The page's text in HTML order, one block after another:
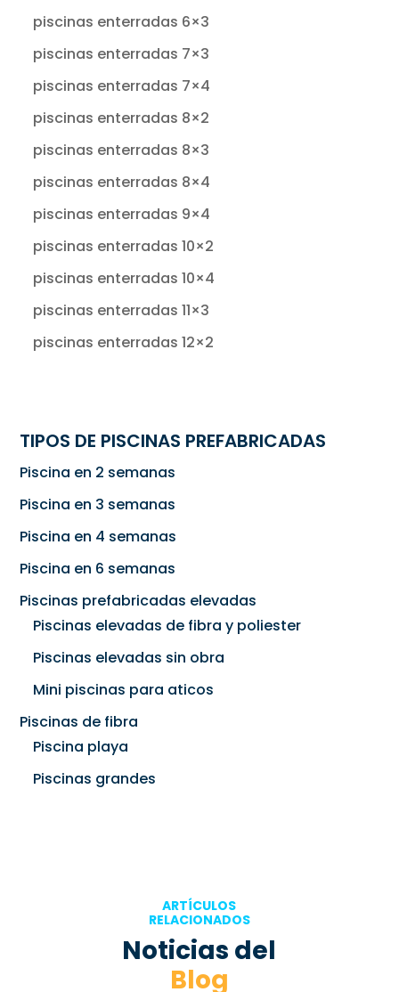
piscinas enterradas 6×3
piscinas enterradas 7×3
piscinas enterradas 7×4
piscinas enterradas 8×2
piscinas enterradas 8×3
piscinas enterradas 8×4
piscinas enterradas 9×4
piscinas enterradas 10×2
piscinas enterradas 10×4
piscinas enterradas 11×3
piscinas enterradas 12×2
TIPOS DE PISCINAS PREFABRICADAS
Piscina en 2 semanas
Piscina en 3 semanas
Piscina en 4 semanas
Piscina en 6 semanas
Piscinas prefabricadas elevadas
Piscinas elevadas de fibra y poliester
Piscinas elevadas sin obra
Mini piscinas para aticos
Piscinas de fibra
Piscina playa
Piscinas grandes
ARTÍCULOS
RELACIONADOS
Noticias del
Blog